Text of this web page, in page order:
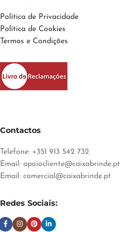
Política de Privacidade
Política de Cookies
Termos e Condições
Contactos
Telefone: +351 913 542 732
Email: apoiocliente@caixabrinde.pt
Email: comercial@caixabrinde.pt
Redes Sociais: